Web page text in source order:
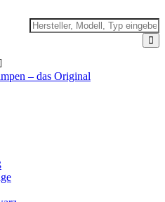
– das Original